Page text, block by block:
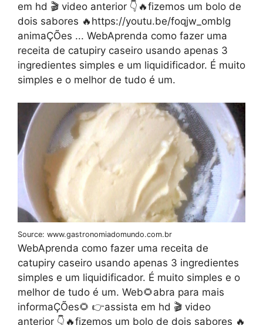
em hd 🎬 video anterior 👇🔥fizemos um bolo de
dois sabores 🔥https://youtu.be/foqjw_omblg
animaÇÕes ... WebAprenda como fazer uma
receita de catupiry caseiro usando apenas 3
ingredientes simples e um liquidificador. É muito
simples e o melhor de tudo é um.
Source: www.gastronomiadomundo.com.br
WebAprenda como fazer uma receita de
catupiry caseiro usando apenas 3 ingredientes
simples e um liquidificador. É muito simples e o
melhor de tudo é um. Web🌻abra para mais
informaÇÕes🌻 👉assista em hd 🎬 video
anterior 👇🔥fizemos um bolo de dois sabores 🔥